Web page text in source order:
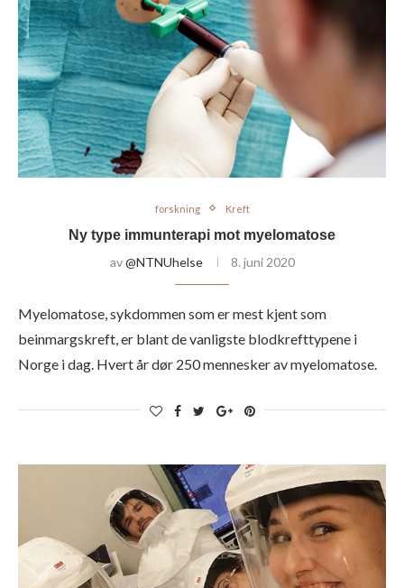
forskning Kreft
Ny type immunterapi mot myelomatose
av@NTNUhelse 8. juni 2020
Myelomatose, sykdommen som er mest kjent som
beinmargskreft, er blant de vanligste blodkrefttypene i
Norge i dag. Hvert år dør 250 mennesker av myelomatose.